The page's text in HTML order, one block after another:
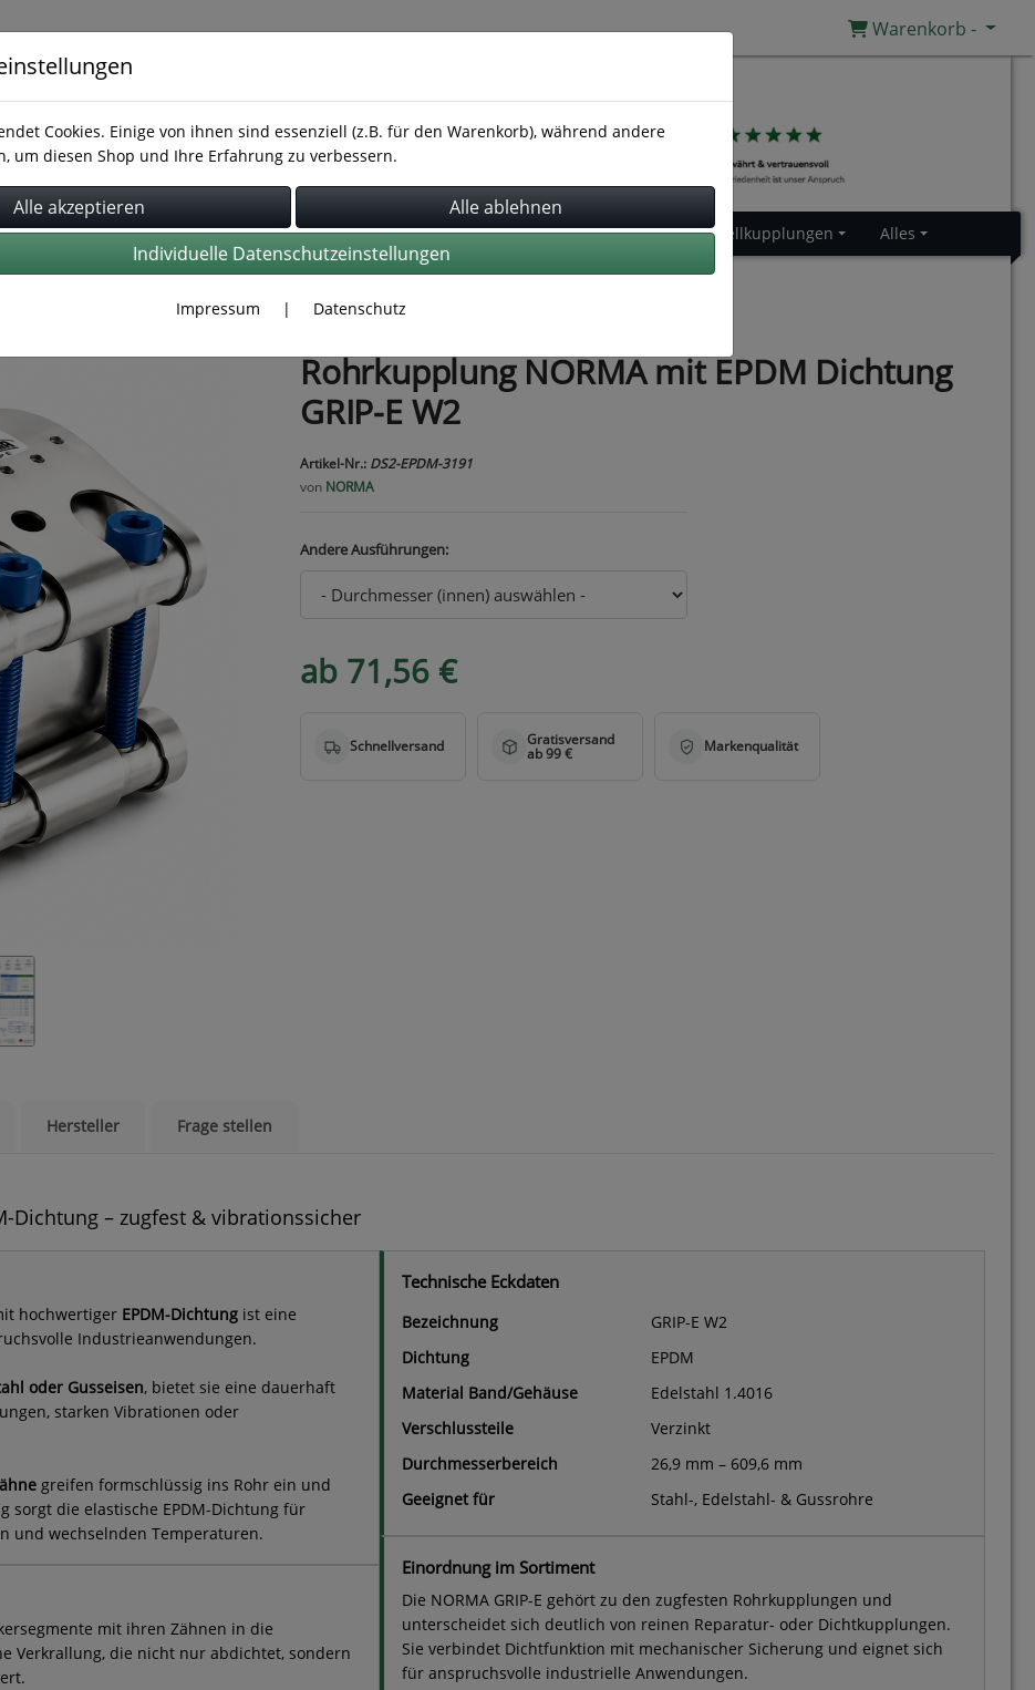
Warenkorb -
Rohrbefestigung Rohrverbindung Schläuche Gummiprofile Schnellkupplungen Alles
Rohrkupplung NORMA mit EPDM Dichtung
GRIP-E W2
Artikel-Nr.: DS2-EPDM-3191
von NORMA
Andere Ausführungen:
ab 71,56 €
Hersteller Frage stellen
Dichtung – zugfest & vibrationssicher
hochwertiger EPDM-Dichtung ist eine
Industrieanwendungen.
oder Gusseisen, bietet sie eine dauerhaft
starken Vibrationen oder
greifen formschlüssig ins Rohr ein und
sorgt die elastische EPDM-Dichtung für
und wechselnden Temperaturen.
mit ihren Zähnen in die
Verkrallung, die nicht nur abdichtet, sondern
Technische Eckdaten
Bezeichnung
GRIP-E W2
Dichtung
EPDM
Material Band/Gehäuse
Edelstahl 1.4016
Verschlussteile
Verzinkt
Durchmesserbereich
26,9 mm – 609,6 mm
Geeignet für
Stahl-, Edelstahl- & Gussrohre
Einordnung im Sortiment
Die NORMA GRIP-E gehört zu den zugfesten Rohrkupplungen und
unterscheidet sich deutlich von reinen Reparatur- oder Dichtkupplungen.
Sie verbindet Dichtfunktion mit mechanischer Sicherung und eignet sich
für anspruchsvolle industrielle Anwendungen.
Cookies. Einige von ihnen sind essenziell (z.B. für den Warenkorb), während andere
um diesen Shop und Ihre Erfahrung zu verbessern.
Individuelle Datenschutzeinstellungen
Impressum | Datenschutz